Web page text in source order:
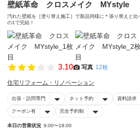
壁紙革命 クロスメイク MYstyle
汚れた壁紙を［塗り替え施工］で新品同様に＊張り替えと
の1で完結！
3.10 写真 12枚
住宅リフォーム・リノベーション
出張・訪問専門 ネット予約 資料請求
クーポン有 完全予約制
本日の営業状況 9:00〜18:00